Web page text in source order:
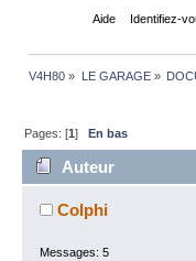
Aide Identifiez-
V4H80 » LE GARAGE»
Pages: [1]En bas
Auteur
Colphi
Messages: 5